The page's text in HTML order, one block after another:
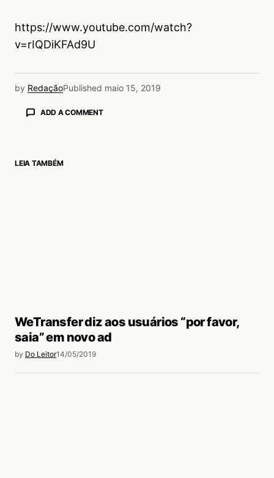
https://www.youtube.com/watch?
v=rIQDiKFAd9U
by RedaçãoPublished maio 15, 2019
ADD A COMMENT
LEIA TAMBÉM
WeTransfer diz aos usuários “por favor,
saia” em novo ad
by Do Leitor14/05/2019